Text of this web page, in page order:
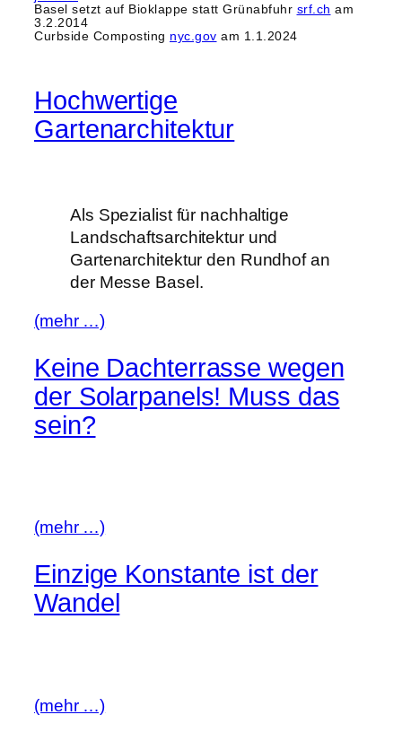
Basel setzt auf Bioklappe statt Grünabfuhr srf.ch am
3.2.2014
Curbside Composting nyc.gov am 1.1.2024
Hochwertige
Gartenarchitektur
Als Spezialist für nachhaltige
Landschaftsarchitektur und
Gartenarchitektur den Rundhof an
der Messe Basel.
(mehr …)
Keine Dachterrasse wegen
der Solarpanels! Muss das
sein?
(mehr …)
Einzige Konstante ist der
Wandel
(mehr …)